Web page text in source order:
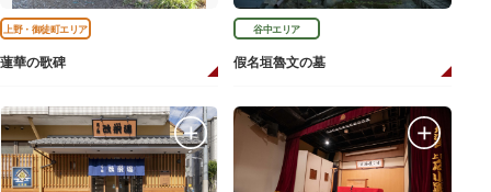
上野・御徒町エリア
蓮華の歌碑
谷中エリア
假名垣魯文の墓